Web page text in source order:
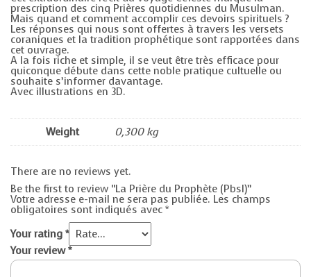
prescription des cinq Prières quotidiennes du Musulman.
Mais quand et comment accomplir ces devoirs spirituels ?
Les réponses qui nous sont offertes à travers les versets
coraniques et la tradition prophétique sont rapportées dans
cet ouvrage.
A la fois riche et simple, il se veut être très efficace pour
quiconque débute dans cette noble pratique cultuelle ou
souhaite s’informer davantage.
Avec illustrations en 3D.
Weight 0,300 kg
There are no reviews yet.
Be the first to review “La Prière du Prophète (Pbsl)”
Votre adresse e-mail ne sera pas publiée. Les champs
obligatoires sont indiqués avec *
Your rating *
Your review*